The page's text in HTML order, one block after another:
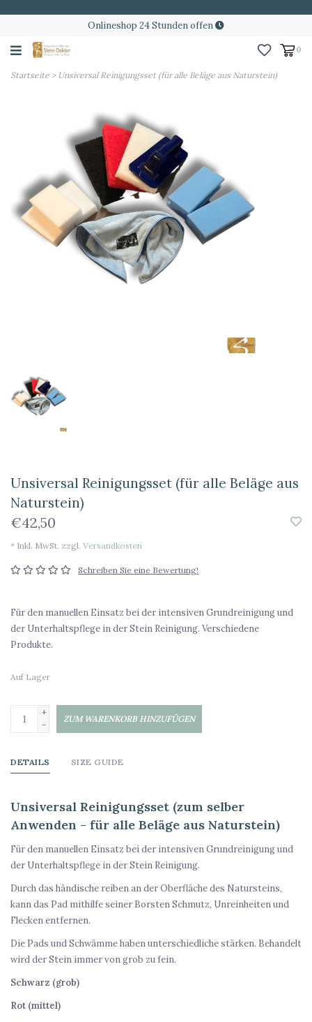
Onlineshop 24 Stunden offen
0
Startseite > Unsiversal Reinigungsset (für alle Beläge aus Naturstein)
Unsiversal Reinigungsset (für alle Beläge aus
Naturstein)
€42,50
* Inkl. MwSt. zzgl. Versandkosten
Schreiben Sie eine Bewertung!
Für den manuellen Einsatz bei der intensiven Grundreinigung und
der Unterhaltspflege in der Stein Reinigung. Verschiedene
Produkte.
Auf Lager
+
-
ZUM WARENKORB HINZUFÜGEN
DETAILS SIZE GUIDE
Unsiversal Reinigungsset (zum selber
Anwenden - für alle Beläge aus Naturstein)
Für den manuellen Einsatz bei der intensiven Grundreinigung und
der Unterhaltspflege in der Stein Reinigung.
Durch das händische reiben an der Oberfläche des Natursteins,
kann das Pad mithilfe seiner Borsten Schmutz, Unreinheiten und
Flecken entfernen.
Die Pads und Schwämme haben unterschiedliche stärken. Behandelt
wird der Stein immer von grob zu fein.
Schwarz (grob)
Rot (mittel)